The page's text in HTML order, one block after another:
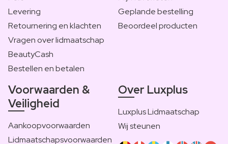
Levering
Retournering en klachten
Vragen over lidmaatschap
BeautyCash
Bestellen en betalen
Geplande bestelling
Beoordeel producten
Voorwaarden &
Veiligheid
Aankoopvoorwaarden
Lidmaatschapsvoorwaarden
Over Luxplus
Luxplus Lidmaatschap
Wij steunen